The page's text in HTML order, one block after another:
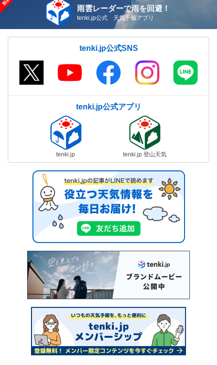
雨雲レーダーで雨を回避！
tenki.jp公式 天気予報アプリ
tenki.jp公式SNS
tenki.jp公式アプリ
tenki.jp tenki.jp 登山天気